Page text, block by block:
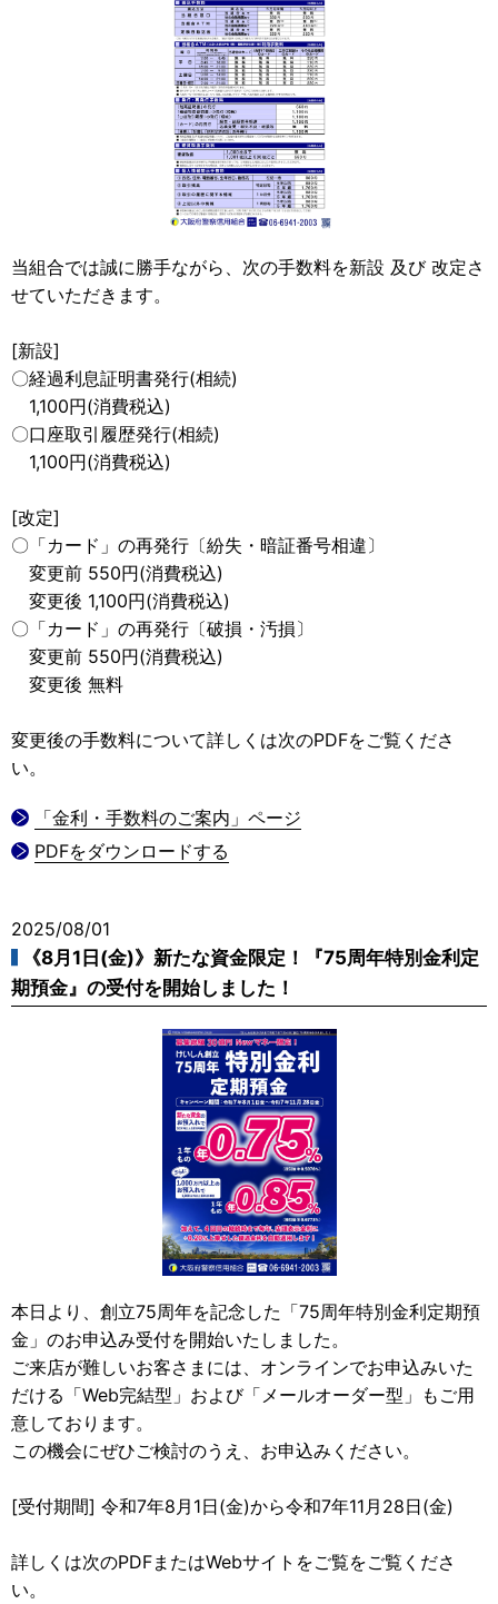
当組合では誠に勝手ながら、次の手数料を新設 及び 改定さ
せていただきます。
[新設]
〇経過利息証明書発行(相続)
1,100円(消費税込)
〇口座取引履歴発行(相続)
1,100円(消費税込)
[改定]
〇「カード」の再発行〔紛失・暗証番号相違〕
変更前 550円(消費税込)
変更後 1,100円(消費税込)
〇「カード」の再発行〔破損・汚損〕
変更前 550円(消費税込)
変更後 無料
変更後の手数料について詳しくは次のPDFをご覧くださ
い。
「金利・手数料のご案内」ページ
PDFをダウンロードする
2025/08/01
《8月1日(金)》新たな資金限定！『75周年特別金利定
期預金』の受付を開始しました！
本日より、創立75周年を記念した「75周年特別金利定期預
金」のお申込み受付を開始いたしました。
ご来店が難しいお客さまには、オンラインでお申込みいた
だける「Web完結型」および「メールオーダー型」もご用
意しております。
この機会にぜひご検討のうえ、お申込みください。
[受付期間] 令和7年8月1日(金)から令和7年11月28日(金)
詳しくは次のPDFまたはWebサイトをご覧をご覧くださ
い。